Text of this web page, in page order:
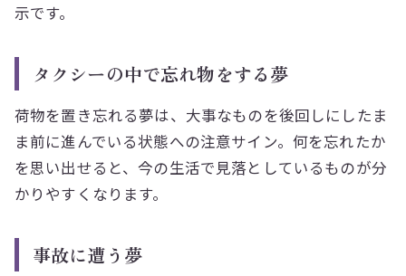
示です。
タクシーの中で忘れ物をする夢
荷物を置き忘れる夢は、大事なものを後回しにしたま
ま前に進んでいる状態への注意サイン。何を忘れたか
を思い出せると、今の生活で見落としているものが分
かりやすくなります。
事故に遭う夢